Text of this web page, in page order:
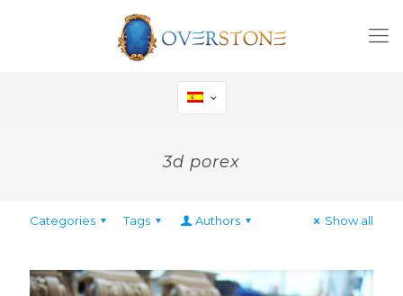
3d porex
Categories Tags Authors Show all